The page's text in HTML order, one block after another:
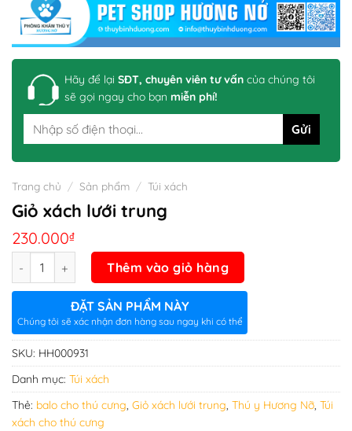
Hãy để lại SĐT, chuyên viên tư vấn của chúng tôi
sẽ gọi ngay cho bạn miễn phí!
Trang chủ / Sản phẩm / Túi xách
Giỏ xách lưới trung
230.000₫
Thêm vào giỏ hàng
ĐẶT SẢN PHẨM NÀY
Chúng tôi sẽ xác nhận đơn hàng sau ngay khi có thể
SKU: HH000931
Danh mục: Túi xách
Thẻ: balo cho thú cưng, Giỏ xách lưới trung, Thú y Hương Nỡ, Túi
xách cho thú cưng